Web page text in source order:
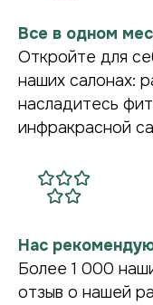
Все в одном
Откройте для
наших салонах:
насладитесь
инфракрасной
Нас
Более 1 000
отзыв о нашей